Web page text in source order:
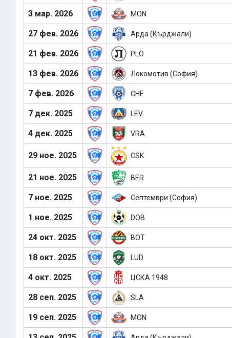
3 мар. 2026 MON
27 фев. 2026 Арда (Кърджали)
21 фев. 2026 PLO
13 фев. 2026 Локомотив (София)
7 фев. 2026 CHE
7 дек. 2025 LEV
4 дек. 2025 VRA
29 ное. 2025 CSK
21 ное. 2025 BER
7 ное. 2025 Септември (София)
1 ное. 2025 DOB
24 окт. 2025 BOT
18 окт. 2025 LUD
4 окт. 2025 ЦСКА 1948
28 сеп. 2025 SLA
19 сеп. 2025 MON